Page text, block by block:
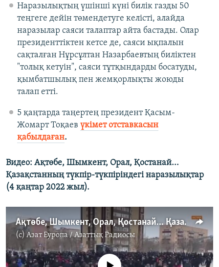
Наразылықтың үшінші күні билік газды 50
теңгеге дейін төмендетуге келісті, алайда
наразылар саяси талаптар айта бастады. Олар
президенттіктен кетсе де, саяси ықпалын
сақталған Нұрсұлтан Назарбаевтың биліктен
"толық кетуін", саяси тұтқындарды босатуды,
қымбатшылық пен жемқорлықты жоюды
талап етті.
5 қаңтарда таңертең президент Қасым-
Жомарт Тоқаев үкімет отставкасын
қабылдаған.
Видео: Ақтөбе, Шымкент, Орал, Қостанай...
Қазақстанның түкпір-түкпіріндегі наразылықтар
(4 қаңтар 2022 жыл).
Ақтөбе, Шымкент, Орал, Қостанай... Қазақстанның түкпір-түкпіріндегі наразылықтар
(c)Азат Еуропа / Азаттық Радиосы
No media source currently available